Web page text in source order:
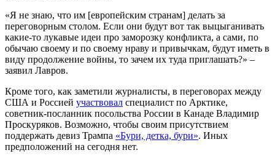
«Я не знаю, что им [европейским странам] делать за
переговорным столом. Если они будут вот так выцыганивать
какие-то лукавые идеи про заморозку конфликта, а сами, по
обычаю своему и по своему нраву и привычкам, будут иметь в
виду продолжение войны, то зачем их туда приглашать?» –
заявил Лавров.
Кроме того, как заметили журналисты, в переговорах между
США и Россией участвовал специалист по Арктике,
советник-посланник посольства России в Канаде Владимир
Проскуряков. Возможно, чтобы своим присутствием
поддержать девиз Трампа «Бури, детка, бури». Иных
предположений на сегодня нет.